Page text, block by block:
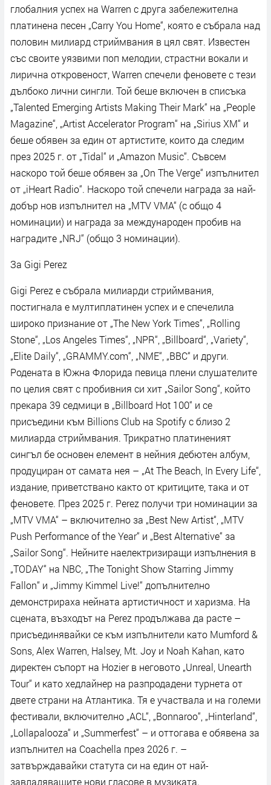
глобалния успех на Warren с друга забележителна
платинена песен „Carry You Home“, която е събрала над
половин милиард стриймвания в цял свят. Известен
със своите уязвими поп мелодии, страстни вокали и
лирична откровеност, Warren спечели феновете с тези
дълбоко лични сингли. Той беше включен в списъка
„Talented Emerging Artists Making Their Mark“ на „People
Magazine“, „Artist Accelerator Program“ на „Sirius XM“ и
беше обявен за един от артистите, които да следим
през 2025 г. от „Tidal“ и „Amazon Music“. Съвсем
наскоро той беше обявен за „On The Verge“ изпълнител
от „iHeart Radio“. Наскоро той спечели награда за най-
добър нов изпълнител на „MTV VMA“ (с общо 4
номинации) и награда за международен пробив на
наградите „NRJ“ (общо 3 номинации).
За Gigi Perez
Gigi Perez е събрала милиарди стриймвания,
постигнала е мултиплатинен успех и е спечелила
широко признание от „The New York Times“, „Rolling
Stone“, „Los Angeles Times“, „NPR“, „Billboard“, „Variety“,
„Elite Daily“, „GRAMMY.com“, „NME“, „BBC“ и други.
Родената в Южна Флорида певица плени слушателите
по целия свят с пробивния си хит „Sailor Song“, който
прекара 39 седмици в „Billboard Hot 100“ и се
присъедини към Billions Club на Spotify с близо 2
милиарда стриймвания. Трикратно платиненият
сингъл бе основен елемент в нейния дебютен албум,
продуциран от самата нея – „At The Beach, In Every Life“,
издание, приветствано както от критиците, така и от
феновете. През 2025 г. Perez получи три номинации за
„MTV VMA“ – включително за „Best New Artist“, „MTV
Push Performance of the Year“ и „Best Alternative“ за
„Sailor Song“. Нейните наелектризиращи изпълнения в
„TODAY“ на NBC, „The Tonight Show Starring Jimmy
Fallon“ и „Jimmy Kimmel Live!“ допълнително
демонстрираха нейната артистичност и харизма. На
сцената, възходът на Perez продължава да расте –
присъединявайки се към изпълнители като Mumford &
Sons, Alex Warren, Halsey, Mt. Joy и Noah Kahan, като
директен съпорт на Hozier в неговото „Unreal, Unearth
Tour“ и като хедлайнер на разпродадени турнета от
двете страни на Атлантика. Тя е участвала и на големи
фестивали, включително „ACL“, „Bonnaroo“, „Hinterland“,
„Lollapalooza“ и „Summerfest“ – и оттогава е обявена за
изпълнител на Coachella през 2026 г. –
затвърждавайки статута си на един от най-
завладяващите нови гласове в музиката.